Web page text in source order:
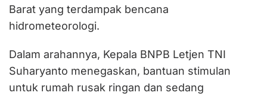
Barat yang terdampak bencana
hidrometeorologi.
Dalam arahannya, Kepala BNPB Letjen TNI
Suharyanto menegaskan, bantuan stimulan
untuk rumah rusak ringan dan sedang